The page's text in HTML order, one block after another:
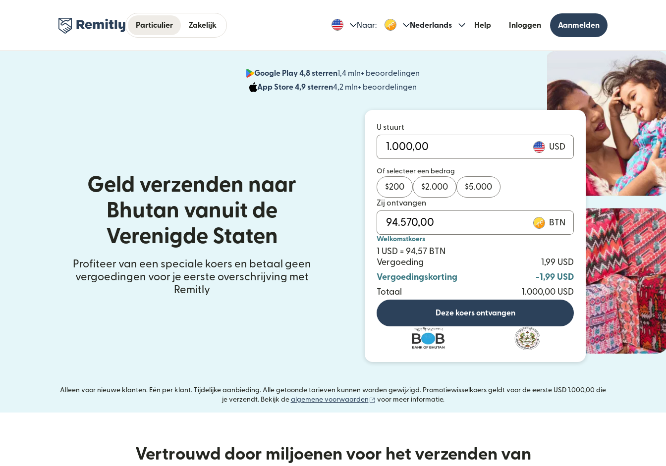
Particulier Zakelijk Naar: Nederlands Help Inloggen Aanmelden
Google Play 4,8 sterren1,4 mln+ beoordelingen
App Store 4,9 sterren4,2 mln+ beoordelingen
(wordt geopend in een nieuw venster)
Geld verzenden naar
Bhutan vanuit de
Verenigde Staten
Profiteer van een speciale koers en betaal geen
vergoedingen voor je eerste overschrijving met
Remitly
U stuurt
USD
Of selecteer een bedrag
$200 $2.000 $5.000
Zij ontvangen
BTN
Welkomstkoers
1 USD = 94,57 BTN
Vergoeding
1,99 USD
Vergoedingskorting
-1,99 USD
Totaal
1.000,00 USD
Deze koers ontvangen
Alleen voor nieuwe klanten. Eén per klant. Tijdelijke aanbieding. Alle getoonde tarieven kunnen worden gewijzigd. Promotiewisselkoers geldt voor de eerste USD 1.000,00 die
je verzendt. Bekijk de algemene voorwaarden (wordt geopend in een nieuw venster)
voor meer informatie.
Vertrouwd door miljoenen voor het verzenden van